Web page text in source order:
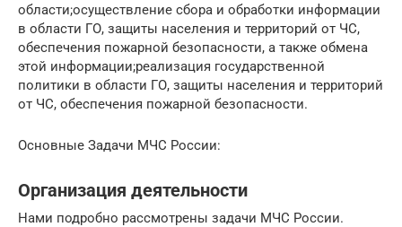
области;осуществление сбора и обработки информации
в области ГО, защиты населения и территорий от ЧС,
обеспечения пожарной безопасности, а также обмена
этой информации;реализация государственной
политики в области ГО, защиты населения и территорий
от ЧС, обеспечения пожарной безопасности.
Основные Задачи МЧС России:
Организация деятельности
Нами подробно рассмотрены задачи МЧС России.